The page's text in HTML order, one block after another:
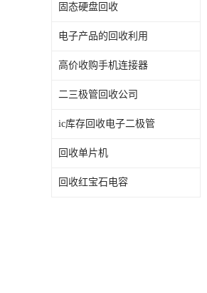
固态硬盘回收
电子产品的回收利用
高价收购手机连接器
二三极管回收公司
ic库存回收电子二极管
回收单片机
回收红宝石电容